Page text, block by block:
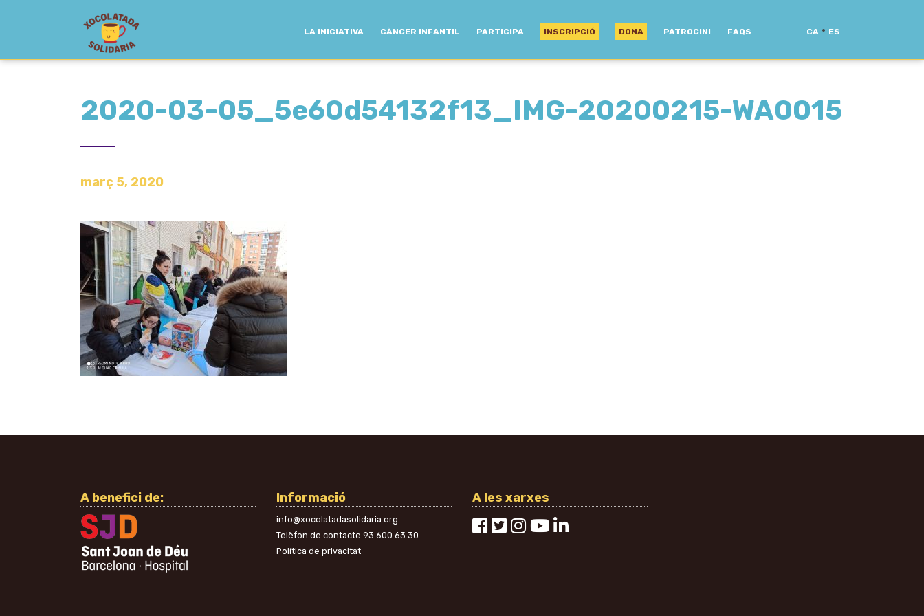
LA INICIATIVA CÀNCER INFANTIL PARTICIPA INSCRIPCIÓ DONA PATROCINI FAQS CA · ES
2020-03-05_5e60d54132f13_IMG-20200215-WA0015
març 5, 2020
A benefici de: Informació
info@xocolatadasolidaria.org
Telèfon de contacte 93 600 63 30
Política de privacitat
A les xarxes